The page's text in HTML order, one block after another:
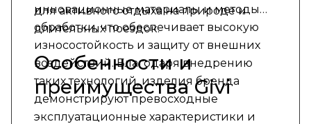
для активного отдыха на природе и
длительных поездок.
инновационные материалы и методы
обработки, что обеспечивает высокую
износостойкость и защиту от внешних
воздействий. Благодаря внедрению
таких технологий, изделия бренда
демонстрируют превосходные
эксплуатационные характеристики и
Особенности и
преимущества Givi